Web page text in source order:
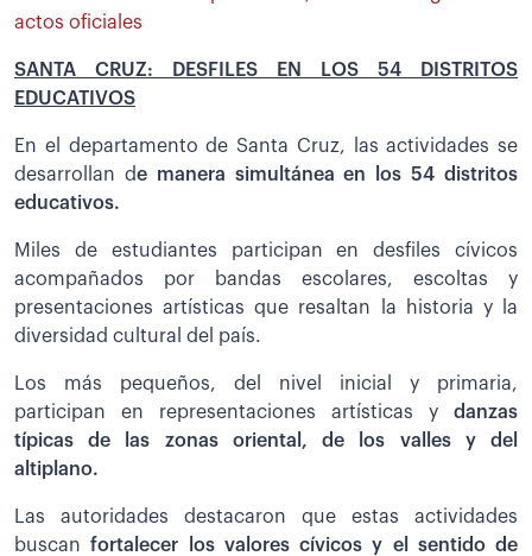
actos oficiales
SANTA CRUZ: DESFILES EN LOS 54 DISTRITOS
EDUCATIVOS
En el departamento de Santa Cruz, las actividades se
desarrollan de manera simultánea en los 54 distritos
educativos.
Miles de estudiantes participan en desfiles cívicos
acompañados por bandas escolares, escoltas y
presentaciones artísticas que resaltan la historia y la
diversidad cultural del país.
Los más pequeños, del nivel inicial y primaria,
participan en representaciones artísticas y danzas
típicas de las zonas oriental, de los valles y del
altiplano.
Las autoridades destacaron que estas actividades
buscanfortalecer los valores cívicos y el sentido de